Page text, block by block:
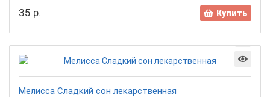
35 р. Купить
Мелисса Сладкий сон лекарственная